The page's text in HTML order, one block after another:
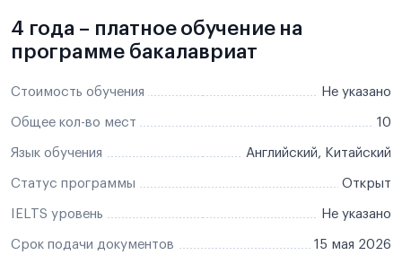
4 года – платное обучение на
программе бакалавриат
Стоимость обучения Не указано
Общее кол-во мест 10
Язык обучения Английский, Китайский
Статус программы Открыт
IELTS уровень Не указано
Срок подачи документов 15 мая 2026